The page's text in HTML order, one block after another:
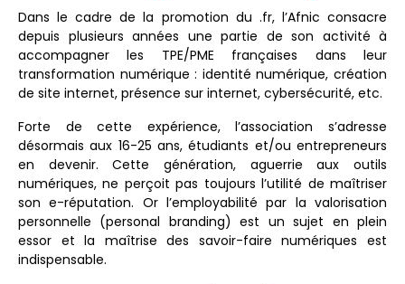
Dans le cadre de la promotion du .fr, l’Afnic consacre
depuis plusieurs années une partie de son activité à
accompagner les TPE/PME françaises dans leur
transformation numérique : identité numérique, création
de site internet, présence sur internet, cybersécurité, etc.
Forte de cette expérience, l’association s’adresse
désormais aux 16-25 ans, étudiants et/ou entrepreneurs
en devenir. Cette génération, aguerrie aux outils
numériques, ne perçoit pas toujours l’utilité de maîtriser
son e-réputation. Or l’employabilité par la valorisation
personnelle (personal branding) est un sujet en plein
essor et la maîtrise des savoir-faire numériques est
indispensable.